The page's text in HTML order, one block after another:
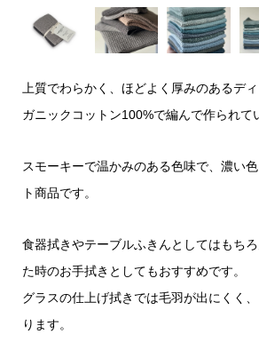
上質でわらかく、ほどよく厚みのあるデ
ガニックコットン100%で編んで作られて
スモーキーで温かみのある色味で、濃い
ト商品です。
食器拭きやテーブルふきんとしてはもち
た時のお手拭きとしてもおすすめです。
グラスの仕上げ拭きでは毛羽が出にくく
ります。